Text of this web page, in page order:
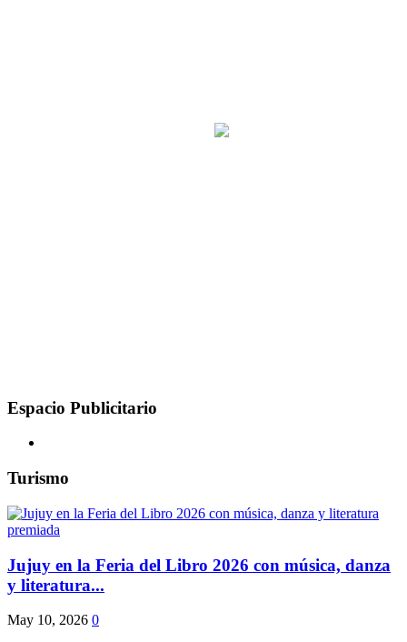
Espacio Publicitario
Turismo
Jujuy en la Feria del Libro 2026 con música, danza
y literatura...
May 10, 2026 0